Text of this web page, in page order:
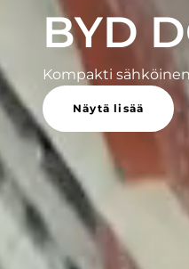
BYD
Kompakti
Näytä lisää